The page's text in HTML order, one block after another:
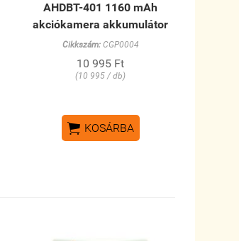
AHDBT-401 1160 mAh
akciókamera akkumulátor
Cikkszám:CGP0004
10 995 Ft
(10 995 / db)
 KOSÁRBA